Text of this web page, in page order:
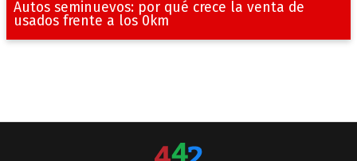
Autos seminuevos: por qué crece la venta de
usados frente a los 0km